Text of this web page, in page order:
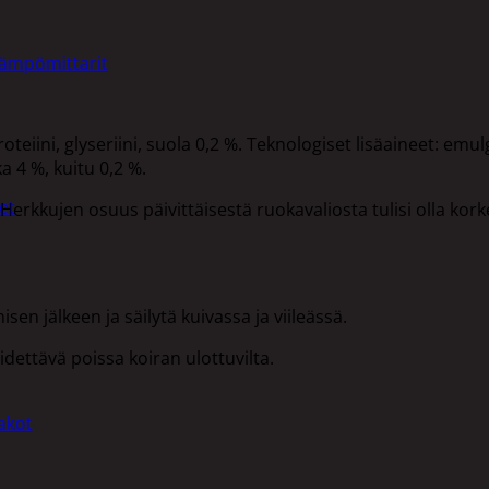
glyseriini, suola 0,2 %. Teknologiset lisäaineet:
4 %, kuitu 0,2 %.
osuus päivittäisestä ruokavaliosta tulisi olla
jälkeen ja säilytä kuivassa ja viileässä.
poissa koiran ulottuvilta.